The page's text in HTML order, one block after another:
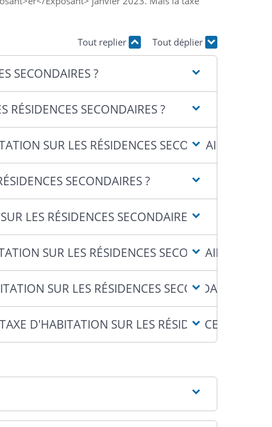
Tout replier Tout déplier
SECONDAIRES ?
RÉSIDENCES SECONDAIRES ?
SUR LES RÉSIDENCES SECONDAIRES ?
SECONDAIRES ?
LES RÉSIDENCES SECONDAIRES ?
SUR LES RÉSIDENCES SECONDAIRES ?
SUR LES RÉSIDENCES SECONDAIRES ?
D'HABITATION SUR LES RÉSIDENCES